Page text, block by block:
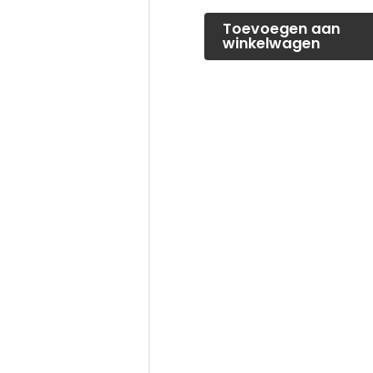
was:
€ 700,00.
is:
€ 625,00.
Toevoegen aan
winkelwagen